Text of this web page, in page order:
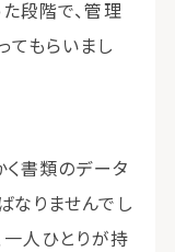
段階で、管理
もらいまし
く書類のデータ
なりませんでし
一人ひとりが持